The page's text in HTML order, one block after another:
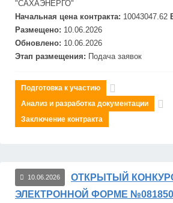
"САХАЭНЕРГО"
Начальная цена контракта: 10043047.62
Размещено: 10.06.2026
Обновлено: 10.06.2026
Этап размещения: Подача заявок
Подготовка к участию
Анализ и разработка документации
Заключение контракта
10.06.2026
ОТКРЫТЫЙ
ЭЛЕКТРОННОЙ ФОРМЕ